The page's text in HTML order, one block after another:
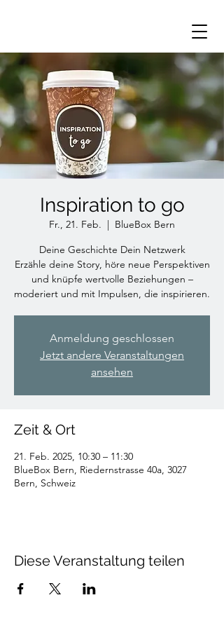
Inspiration to go
Fr., 21. Feb.
  |
BlueBox Bern
Deine Geschichte Dein Netzwerk
Erzähle deine Story, höre neue Perspektiven
und knüpfe wertvolle Beziehungen –
moderiert und mit Impulsen, die inspirieren.
Anmeldung geschlossen
Jetzt andere Veranstaltungen
ansehen
Zeit & Ort
21. Feb. 2025, 10:30 – 11:30
BlueBox Bern, Riedernstrasse 40a, 3027
Bern, Schweiz
Diese Veranstaltung teilen